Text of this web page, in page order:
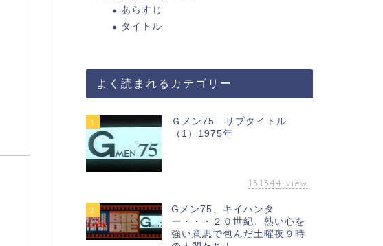
あらすじ
タイトル
よく読まれるカテゴリー
1
Ｇメン75 サブタイトル
（1）1975年
131344 view
2
Gメン75、キイハンタ
ー・・・２０世紀、熱い心を
強い意思で包んだ土曜夜９時